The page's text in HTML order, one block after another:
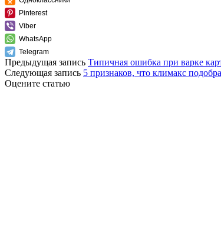
Pinterest
Viber
WhatsApp
Telegram
Предыдущая запись Типичная ошибка при варке
Следующая запись 5 признаков, что климакс
Оцените статью